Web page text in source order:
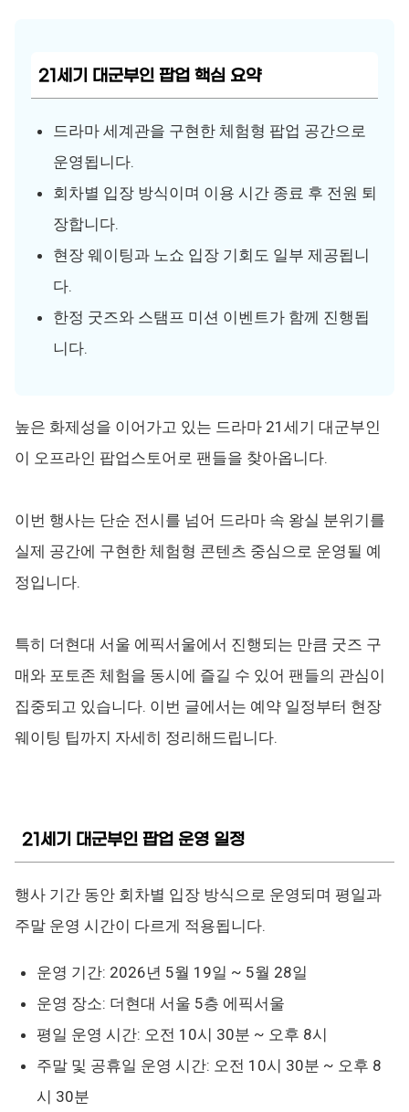
21세기 대군부인 팝업 핵심 요약
드라마 세계관을 구현한 체험형 팝업 공간으로
운영됩니다.
회차별 입장 방식이며 이용 시간 종료 후 전원 퇴
장합니다.
현장 웨이팅과 노쇼 입장 기회도 일부 제공됩니
다.
한정 굿즈와 스탬프 미션 이벤트가 함께 진행됩
니다.
높은 화제성을 이어가고 있는 드라마 21세기 대군부인
이 오프라인 팝업스토어로 팬들을 찾아옵니다.
이번 행사는 단순 전시를 넘어 드라마 속 왕실 분위기를
실제 공간에 구현한 체험형 콘텐츠 중심으로 운영될 예
정입니다.
특히 더현대 서울 에픽서울에서 진행되는 만큼 굿즈 구
매와 포토존 체험을 동시에 즐길 수 있어 팬들의 관심이
집중되고 있습니다. 이번 글에서는 예약 일정부터 현장
웨이팅 팁까지 자세히 정리해드립니다.
21세기 대군부인 팝업 운영 일정
행사 기간 동안 회차별 입장 방식으로 운영되며 평일과
주말 운영 시간이 다르게 적용됩니다.
운영 기간: 2026년 5월 19일 ~ 5월 28일
운영 장소: 더현대 서울 5층 에픽서울
평일 운영 시간: 오전 10시 30분 ~ 오후 8시
주말 및 공휴일 운영 시간: 오전 10시 30분 ~ 오후 8
시 30분